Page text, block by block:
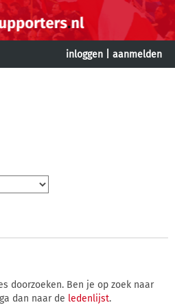
inloggen aanmelden
doorzoeken. Ben je op zoek naar
dan naar de ledenlijst.